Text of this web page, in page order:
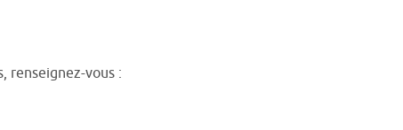
renseignez-vous :